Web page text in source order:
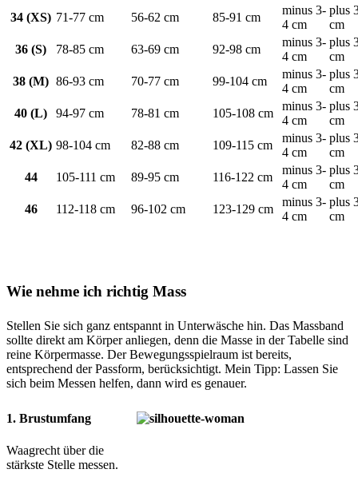
34 (XS) 71-77 cm 56-62 cm 85-91 cm
minus 3-
4 cm
plus
cm
36 (S)
78-85 cm 63-69 cm 92-98 cm
minus 3-
4 cm
plus
cm
38 (M) 86-93 cm 70-77 cm 99-104 cm
minus 3-
4 cm
plus
cm
40 (L)
94-97 cm 78-81 cm 105-108 cm
minus 3-
4 cm
plus
cm
42 (XL) 98-104 cm 82-88 cm 109-115 cm
minus 3-
4 cm
plus
cm
44
105-111 cm 89-95 cm 116-122 cm
minus 3-
4 cm
plus
cm
46
112-118 cm 96-102 cm 123-129 cm
minus 3-
4 cm
plus
cm
Wie nehme ich richtig Mass
Stellen Sie sich ganz entspannt in Unterwäsche hin. Das Massband
sollte direkt am Körper anliegen, denn die Masse in der Tabelle sind
reine Körpermasse. Der Bewegungsspielraum ist bereits,
entsprechend der Passform, berücksichtigt. Mein Tipp: Lassen Sie
sich beim Messen helfen, dann wird es genauer.
1. Brustumfang
Waagrecht über die
stärkste Stelle messen.